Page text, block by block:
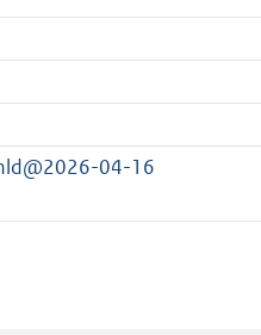
04-16